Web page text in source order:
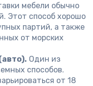
мебели обычно
Этот способ хорошо
партий, а также
от морских
Один из
способов.
от 18